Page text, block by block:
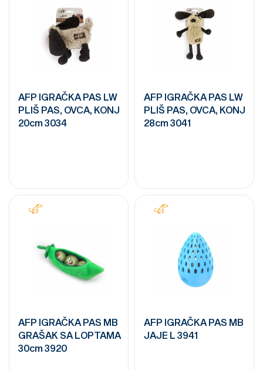
AFP IGRAČKA PAS LW
PLIŠ PAS, OVCA, KONJ
20cm 3034
AFP IGRAČKA PAS LW
PLIŠ PAS, OVCA, KONJ
28cm 3041
AFP IGRAČKA PAS MB
GRAŠAK SA LOPTAMA
30cm 3920
AFP IGRAČKA PAS MB
JAJE L 3941